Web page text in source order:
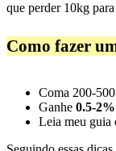
que perder 10kg
Como fazer
Coma 200-
Ganhe 0.5-2%
Leia meu guia